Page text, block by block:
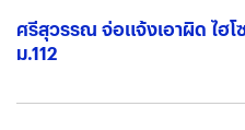
ศรีสุวรรณ จ่อแจ้งเอาผิด ไฮ
ม.112